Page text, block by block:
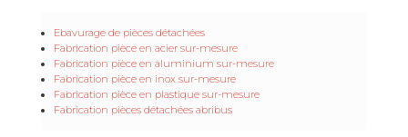
Ebavurage de pièces détachées
Fabrication pièce en acier sur-mesure
Fabrication pièce en aluminium sur-mesure
Fabrication pièce en inox sur-mesure
Fabrication pièce en plastique sur-mesure
Fabrication pièces détachées abribus